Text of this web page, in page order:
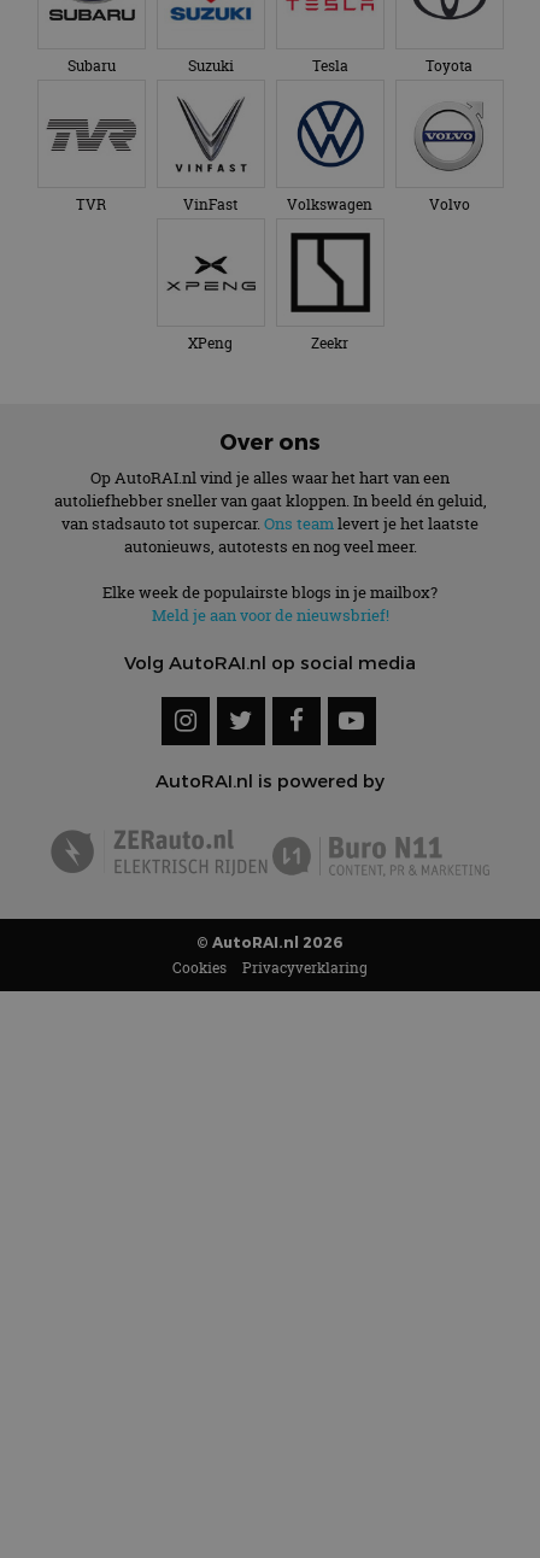
TVR VinFast Volkswagen Volvo
XPeng Zeekr
Over ons
Op AutoRAI.nl vind je alles waar het hart van een
Meld je aan voor de nieuwsbrief!
Volg AutoRAI.nl op social media
Cookies Privacyverklaring